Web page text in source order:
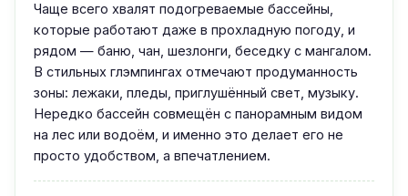
Чаще всего хвалят подогреваемые бассейны,
которые работают даже в прохладную погоду, и
рядом — баню, чан, шезлонги, беседку с мангалом.
В стильных глэмпингах отмечают продуманность
зоны: лежаки, пледы, приглушённый свет, музыку.
Нередко бассейн совмещён с панорамным видом
на лес или водоём, и именно это делает его не
просто удобством, а впечатлением.